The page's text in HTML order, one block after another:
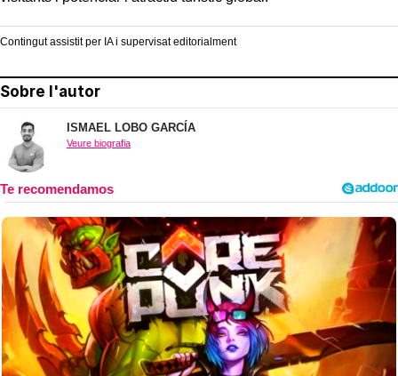
Contingut assistit per IA i supervisat editorialment
Sobre l'autor
ISMAEL LOBO GARCÍA
Veure biografia